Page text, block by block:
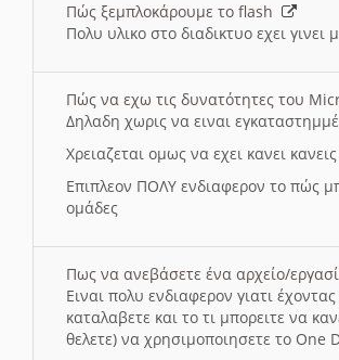
Πώς ξεμπλοκάρουμε το flash
Πολυ υλικο στο διαδικτυο εχει
Πώς να εχω τις δυνατότητες του
Δηλαδη χωρις να ειναι
Χρειαζεται ομως να εχει κανει
Επιπλεον ΠΟΛΥ ενδιαφερον το πώς
ομάδες
Πως να ανεβάσετε ένα αρχείο/
Ειναι πολυ ενδιαφερον γιατι
καταλαβετε και το τι μπορειτε να
θελετε) να χρησιμοποιησετε το One